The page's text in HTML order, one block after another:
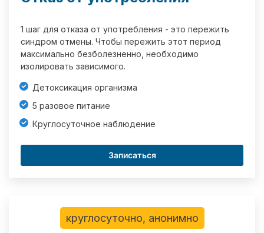
1 шаг для отказа от употребления - это пережить
синдром отмены. Чтобы пережить этот период
максимально безболезненно, необходимо
изолировать зависимого.
Детоксикация организма
5 разовое питание
Круглосуточное наблюдение
Записаться
круглосуточно, анонимно